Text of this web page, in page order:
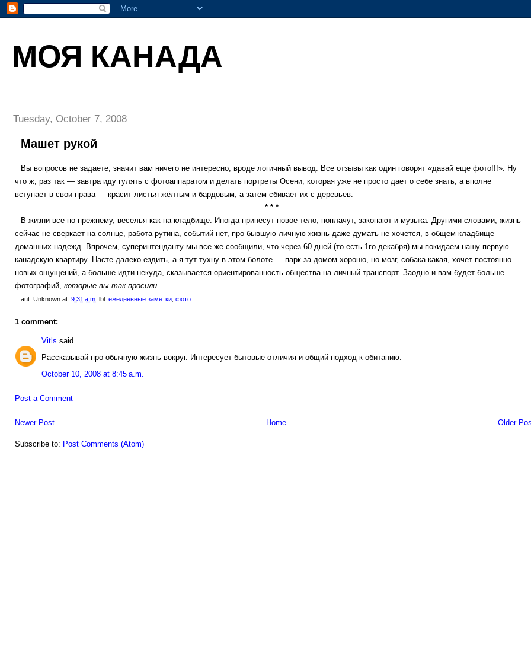
МОЯ КАНАДА
Tuesday, October 7, 2008
Машет рукой
Вы вопросов не задаете, значит вам ничего не интересно, вроде логичный вывод. Все отзывы как один говорят «давай еще фото!!!». Ну
что ж, раз так — завтра иду гулять с фотоаппаратом и делать портреты Осени, которая уже не просто дает о себе знать, а вполне
вступает в свои права — красит листья жёлтым и бардовым, а затем сбивает их с деревьев.
* * *
В жизни все по-прежнему, веселья как на кладбище. Иногда принесут новое тело, поплачут, закопают и музыка. Другими словами, жизнь
сейчас не сверкает на солнце, работа рутина, событий нет, про бывшую личную жизнь даже думать не хочется, в общем кладбище
домашних надежд. Впрочем, суперинтенданту мы все же сообщили, что через 60 дней (то есть 1го декабря) мы покидаем нашу первую
канадскую квартиру. Насте далеко ездить, а я тут тухну в этом болоте — парк за домом хорошо, но мозг, собака какая, хочет постоянно
новых ощущений, а больше идти некуда, сказывается ориентированность общества на личный транспорт. Заодно и вам будет больше
фотографий, которые вы так просили
aut: Unknown at: 9:31 a.m. lbl: ежедневные заметки фото
1 comment:
Vitls said...
Рассказывай про обычную жизнь вокруг. Интересует бытовые отличия и общий подход к обитанию.
October 10, 2008 at 8:45 a.m.
Post a Comment
Newer Post Older
Home
Subscribe to: Post Comments (Atom)